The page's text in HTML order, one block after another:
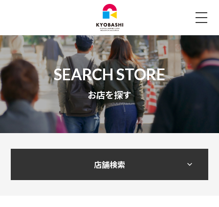
お店を探す
店舗検索